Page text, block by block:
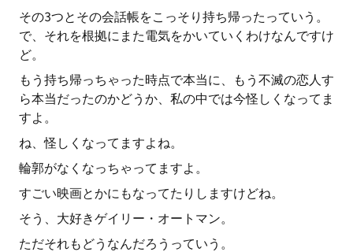
その3つとその会話帳をこっそり持ち帰ったっていう。
で、それを根拠にまた電気をかいていくわけなんですけ
ど。
もう持ち帰っちゃった時点で本当に、もう不滅の恋人す
ら本当だったのかどうか、私の中では今怪しくなってま
すよ。
ね、怪しくなってますよね。
輪郭がなくなっちゃってますよ。
すごい映画とかにもなってたりしますけどね。
そう、大好きゲイリー・オートマン。
ただそれもどうなんだろうっていう。